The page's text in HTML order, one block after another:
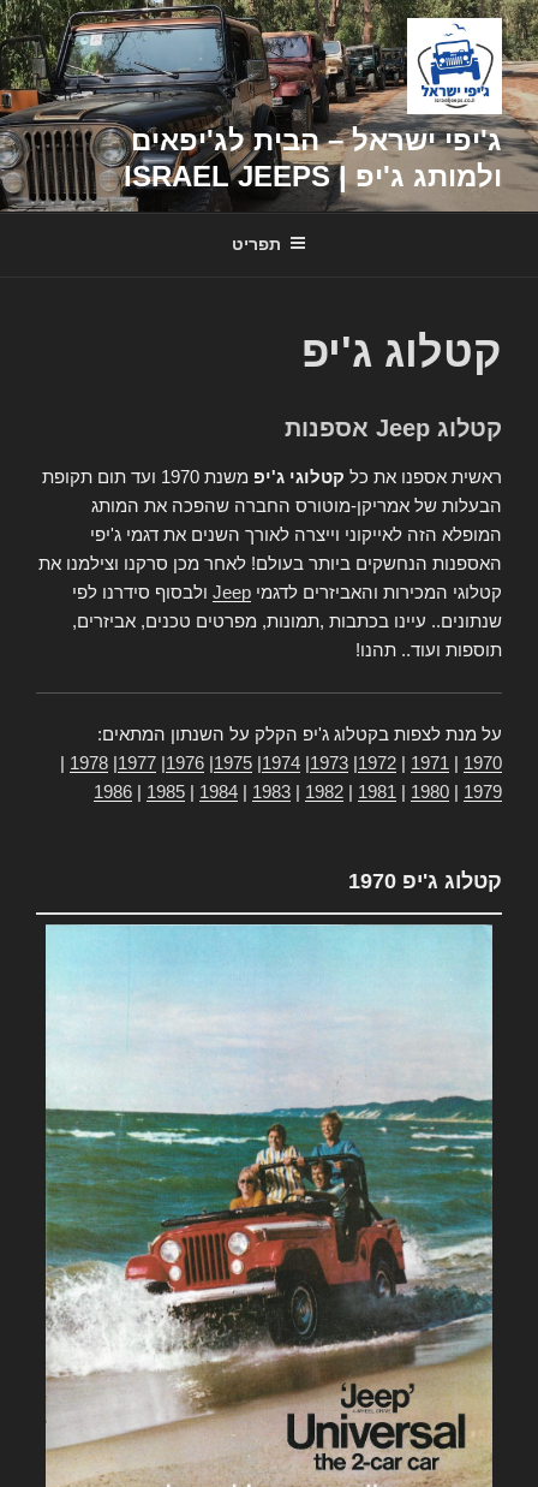
דילוג
לתוכן
ג'יפי ישראל – הבית לג'יפאים
ולמותג ג'יפ | ISRAEL JEEPS
תפריט
קטלוג ג'יפ
קטלוג Jeep אספנות
ראשית אספנו את כל קטלוגי ג'יפ
משנת 1970 ועד תום תקופת
הבעלות של אמריקן-מוטורס החברה שהפכה את המותג
המופלא הזה לאייקוני וייצרה לאורך השנים את דגמי ג'יפי
האספנות הנחשקים ביותר בעולם! לאחר מכן סרקנו וצילמנו את
קטלוגי המכירות והאביזרים לדגמי Jeep ולבסוף סידרנו לפי
שנתונים.. עיינו בכתבות ,תמונות, מפרטים טכנים, אביזרים,
תוספות ועוד.. תהנו!
על מנת לצפות בקטלוג ג'יפ הקלק על השנתון המתאים:
1970
1971
1972
1973
1974
1975
1976
1977
1978
1979
1980
1981
1982
1983
1984
1985
1986
קטלוג ג'יפ 1970